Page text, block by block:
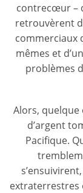
contrecœur –
retrouvèrent
commerciaux
mêmes et
problèmes
Alors, quelque
d’argent
Pacifique.
extraterrestres